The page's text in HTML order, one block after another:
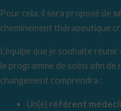
Pour cela, il sera proposé de
cheminement thérapeutique
L’équipe que je souhaite
le programme de soins afin
changement comprendra :
Un(e) référent